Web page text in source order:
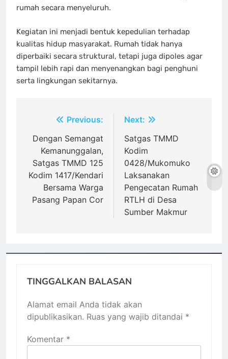
rumah secara menyeluruh.
Kegiatan ini menjadi bentuk kepedulian terhadap
kualitas hidup masyarakat. Rumah tidak hanya
diperbaiki secara struktural, tetapi juga dipoles agar
tampil lebih rapi dan menyenangkan bagi penghuni
serta lingkungan sekitarnya.
Navigasi
pos
Previous:
Dengan Semangat
Kemanunggalan,
Satgas TMMD 125
Kodim 1417/Kendari
Bersama Warga
Pasang Papan Cor
Next:
Satgas TMMD
Kodim
0428/Mukomuko
Laksanakan
Pengecatan Rumah
RTLH di Desa
Sumber Makmur
TINGGALKAN BALASAN
Alamat email Anda tidak akan
dipublikasikan. Ruas yang wajib ditandai *
Komentar *